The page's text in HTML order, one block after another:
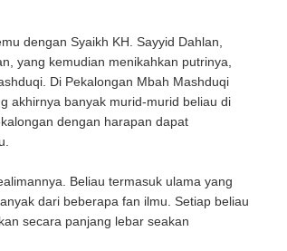
dengan Syaikh KH. Sayyid Dahlan,
yang kemudian menikahkan putrinya,
Di Pekalongan Mbah Mashduqi
akhirnya banyak murid-murid beliau di
dengan harapan dapat
Beliau termasuk ulama yang
dari beberapa fan ilmu. Setiap beliau
secara panjang lebar seakan